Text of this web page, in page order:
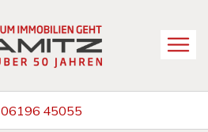
06196 45055